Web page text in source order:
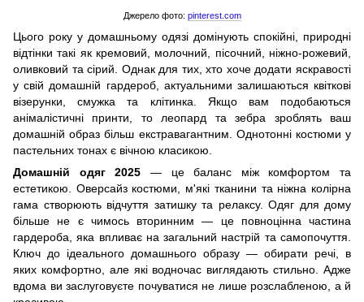
Джерело фото: pinterest.com
Цього року у домашньому одязі домінують спокійні, природні
відтінки такі як кремовий, молочний, пісочний, ніжно-рожевий,
оливковий та сірий. Однак для тих, хто хоче додати яскравості
у свій домашній гардероб, актуальними залишаються квіткові
візерунки, смужка та клітинка. Якщо вам подобаються
анімалістичні принти, то леопард та зебра зроблять ваш
домашній образ більш екстравагантним. Однотонні костюми у
пастельних тонах є вічною класикою.
Домашній одяг 2025 — це баланс між комфортом та
естетикою. Оверсайз костюми, м'які тканини та ніжна колірна
гама створюють відчуття затишку та релаксу. Одяг для дому
більше не є чимось вторинним — це повноцінна частина
гардероба, яка впливає на загальний настрій та самопочуття.
Ключ до ідеального домашнього образу — обирати речі, в
яких комфортно, але які водночас виглядають стильно. Адже
вдома ви заслуговуєте почуватися не лише розслабленою, а й